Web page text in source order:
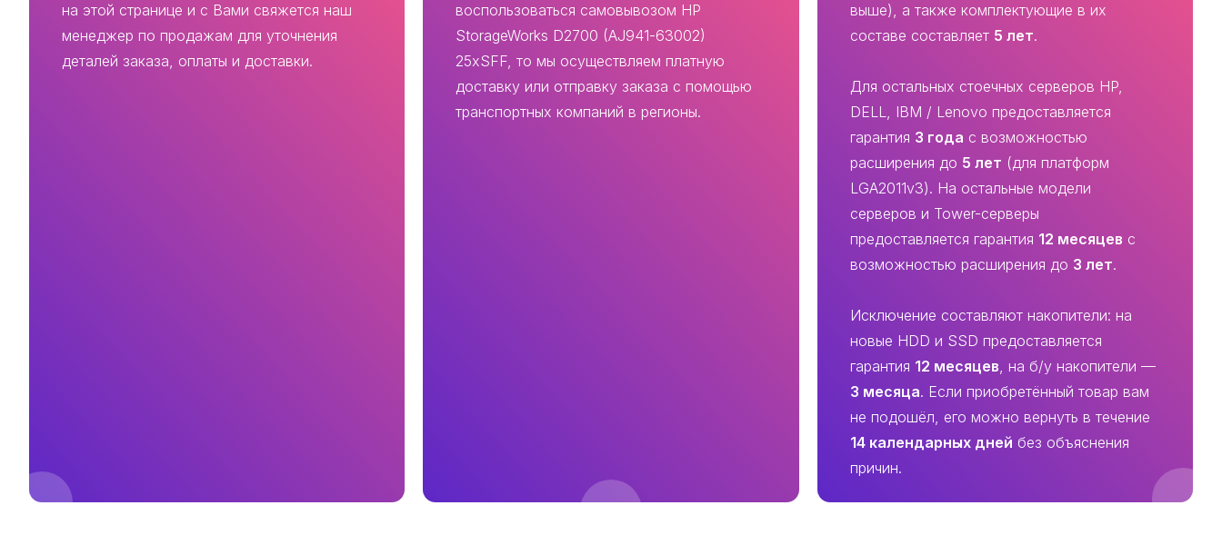
на этой странице и с Вами свяжется наш
менеджер по продажам для уточнения
деталей заказа, оплаты и доставки.
воспользоваться самовывозом HP
StorageWorks D2700 (AJ941-63002)
25xSFF, то мы осуществляем платную
доставку или отправку заказа с помощью
транспортных компаний в регионы.
выше), а также комплектующие в их
составе составляет 5 лет.
Для остальных стоечных серверов HP,
DELL, IBM / Lenovo предоставляется
гарантия 3 года с возможностью
расширения до 5 лет (для платформ
LGA2011v3). На остальные модели
серверов и Tower-серверы
предоставляется гарантия 12 месяцев с
возможностью расширения до 3 лет.
Исключение составляют накопители: на
новые HDD и SSD предоставляется
гарантия 12 месяцев, на б/у накопители —
3 месяца. Если приобретённый товар вам
не подошёл, его можно вернуть в течение
14 календарных дней без объяснения
причин.